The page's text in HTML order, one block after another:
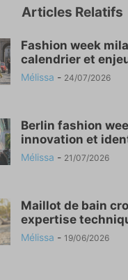
Articles Relatifs
Fashion week
calendrier et
Mélissa - 24/07/2026
Berlin fashion
innovation et
Mélissa - 21/07/2026
Maillot de bain
expertise
Mélissa - 19/06/2026